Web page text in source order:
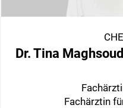
Dr. Tina
Fachärztin